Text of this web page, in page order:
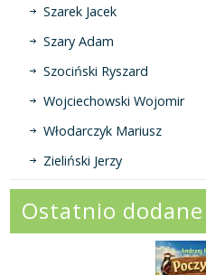
Szarek Jacek
Szary Adam
Szociński Ryszard
Wojciechowski Wojomir
Włodarczyk Mariusz
Zieliński Jerzy
Ostatnio dodane